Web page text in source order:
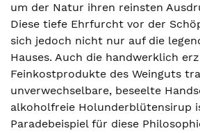
um der Natur ihren reinsten
Diese tiefe Ehrfurcht vor der
sich jedoch nicht nur auf die
Hauses. Auch die handwerklich
Feinkostprodukte des Weinguts
unverwechselbare, beseelte
alkoholfreie Holunderblütensirup
Paradebeispiel für diese